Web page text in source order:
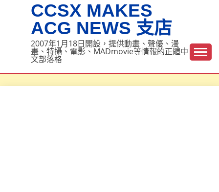
CCSX MAKES
ACG NEWS 支店
2007年1月18日開設，提供動畫、聲優、漫
畫、特攝、電影、MADmovie等情報的正體中
文部落格